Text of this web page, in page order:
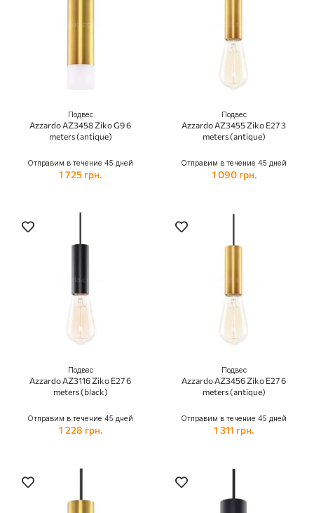
Подвес
Azzardo AZ3458 Ziko G9 6
meters (antique)
Отправим в течение 45 дней
1 725 грн.
Подвес
Azzardo AZ3455 Ziko E27 3
meters (antique)
Отправим в течение 45 дней
1 090 грн.
Подвес
Azzardo AZ3116 Ziko E27 6
meters (black)
Отправим в течение 45 дней
1 228 грн.
Подвес
Azzardo AZ3456 Ziko E27 6
meters (antique)
Отправим в течение 45 дней
1 311 грн.